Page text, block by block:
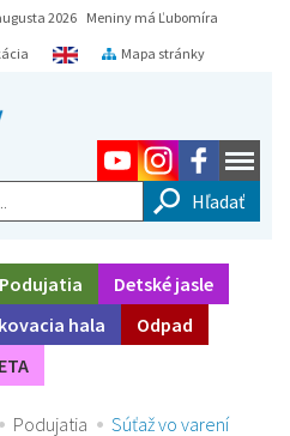
2026 Meniny má Ľubomíra
Mapa stránky
Podujatia
Detské jasle
hala
Odpad
Podujatia
Súťaž vo varení